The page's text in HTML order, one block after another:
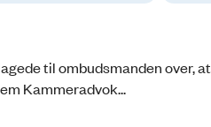
til ombudsmanden over,
Kammeradvok...